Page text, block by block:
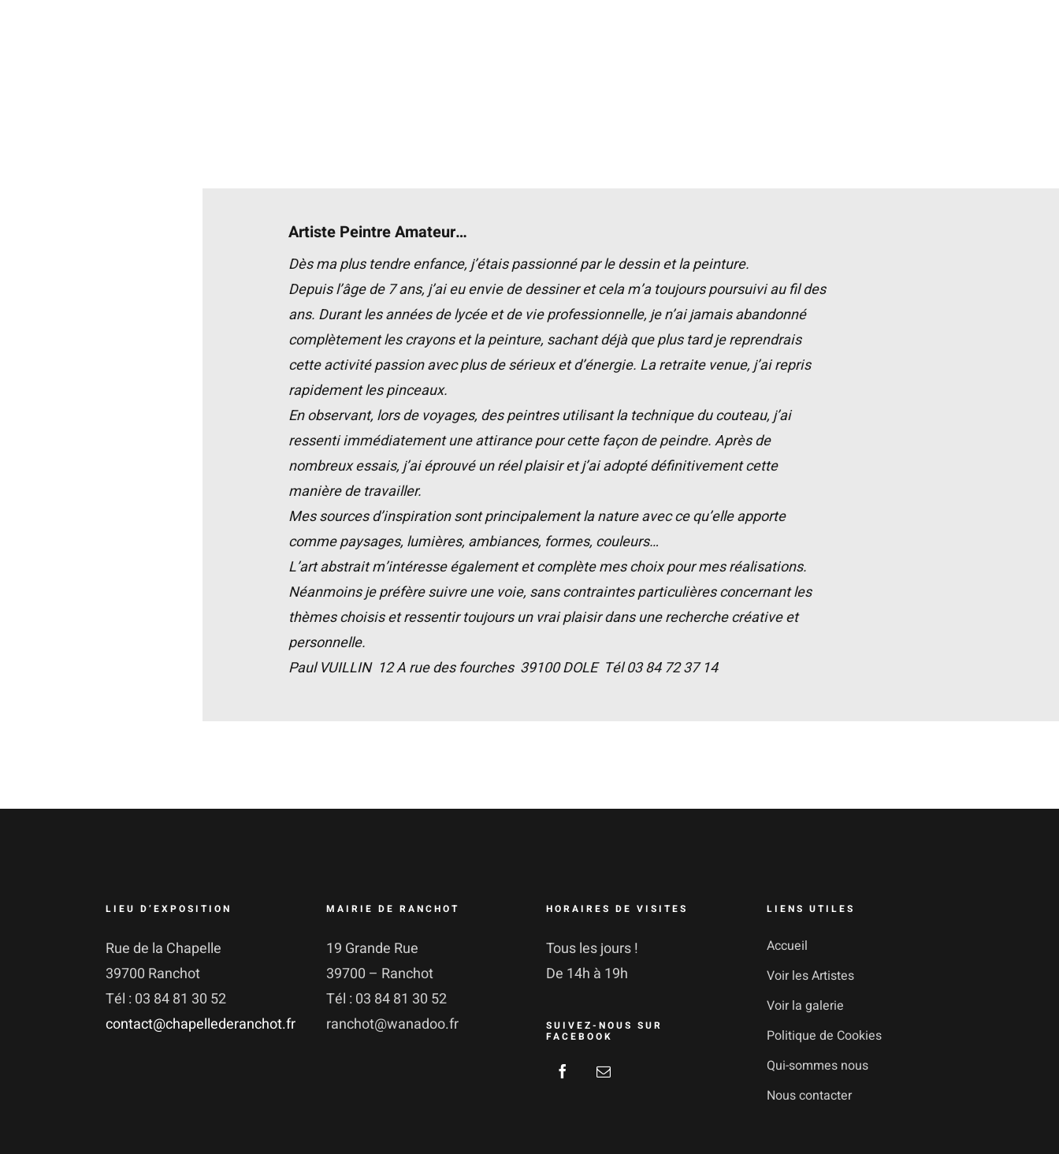
Artiste Peintre Amateur…
Dès ma plus tendre enfance, j’étais passionné par le dessin et la peinture.
Depuis l’âge de 7 ans, j’ai eu envie de dessiner et cela m’a toujours poursuivi au fil des
ans. Durant les années de lycée et de vie professionnelle, je n’ai jamais abandonné
complètement les crayons et la peinture, sachant déjà que plus tard je reprendrais
cette activité passion avec plus de sérieux et d’énergie. La retraite venue, j’ai repris
rapidement les pinceaux.
En observant, lors de voyages, des peintres utilisant la technique du couteau, j’ai
ressenti immédiatement une attirance pour cette façon de peindre. Après de
nombreux essais, j’ai éprouvé un réel plaisir et j’ai adopté définitivement cette
manière de travailler.
Mes sources d’inspiration sont principalement la nature avec ce qu’elle apporte
comme paysages, lumières, ambiances, formes, couleurs…
L’art abstrait m’intéresse également et complète mes choix pour mes réalisations.
Néanmoins je préfère suivre une voie, sans contraintes particulières concernant les
thèmes choisis et ressentir toujours un vrai plaisir dans une recherche créative et
personnelle.
Paul VUILLIN 12 A rue des fourches 39100 DOLE Tél 03 84 72 37 14
LIEU D’EXPOSITION
Rue de la Chapelle
39700 Ranchot
Tél : 03 84 81 30 52
contact@chapellederanchot.fr
MAIRIE DE RANCHOT
19 Grande Rue
39700 – Ranchot
Tél : 03 84 81 30 52
ranchot@wanadoo.fr
HORAIRES DE VISITES
Tous les jours !
De 14h à 19h
SUIVEZ-NOUS SUR
FACEBOOK
LIENS UTILES
Accueil
Voir les Artistes
Voir la galerie
Politique de Cookies
Qui-sommes nous
Nous contacter